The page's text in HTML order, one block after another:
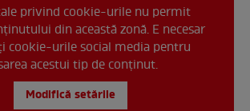
privind cookie-urile nu permit
din această zonă. E necesar
cookie-urile social media pentru
acestui tip de conținut.
Modifică setările